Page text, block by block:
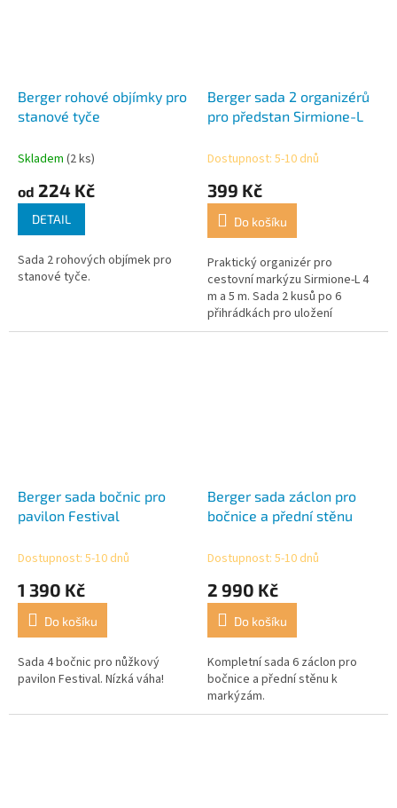
Berger rohové objímky pro
stanové tyče
Skladem (2 ks)
od 224 Kč
DETAIL
Sada 2 rohových objímek pro
stanové tyče.
Berger sada 2 organizérů
pro předstan Sirmione-L
Dostupnost: 5-10 dnů
399 Kč
Do košíku
Praktický organizér pro
cestovní markýzu Sirmione-L 4
m a 5 m. Sada 2 kusů po 6
přihrádkách pro uložení
drobného nádobí. Připevňuje se
Berger sada bočnic pro
pavilon Festival
Dostupnost: 5-10 dnů
1 390 Kč
Do košíku
Sada 4 bočnic pro nůžkový
pavilon Festival. Nízká váha!
Berger sada záclon pro
bočnice a přední stěnu
Dostupnost: 5-10 dnů
2 990 Kč
Do košíku
Kompletní sada 6 záclon pro
bočnice a přední stěnu k
markýzám.